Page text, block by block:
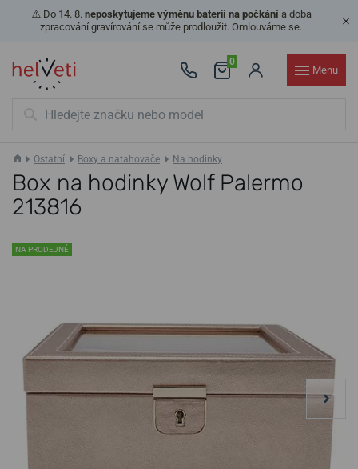
⚠️ Do 14. 8. neposkytujeme výměnu baterií na počkánía doba
zpracování gravírování se může prodloužit. Omlouváme se.
0
Menu
Ostatní Boxy a natahovače Na hodinky
Box na hodinky Wolf Palermo
213816
NA PRODEJNĚ